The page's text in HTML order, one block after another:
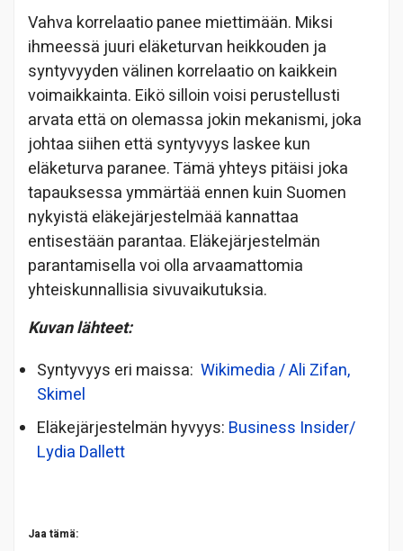
Vahva korrelaatio panee miettimään. Miksi
ihmeessä juuri eläketurvan heikkouden ja
syntyvyyden välinen korrelaatio on kaikkein
voimaikkainta. Eikö silloin voisi perustellusti
arvata että on olemassa jokin mekanismi, joka
johtaa siihen että syntyvyys laskee kun
eläketurva paranee. Tämä yhteys pitäisi joka
tapauksessa ymmärtää ennen kuin Suomen
nykyistä eläkejärjestelmää kannattaa
entisestään parantaa. Eläkejärjestelmän
parantamisella voi olla arvaamattomia
yhteiskunnallisia sivuvaikutuksia.
Kuvan lähteet:
Syntyvyys eri maissa: Wikimedia / Ali Zifan,
Skimel
Eläkejärjestelmän hyvyys: Business Insider/
Lydia Dallett
Jaa tämä: